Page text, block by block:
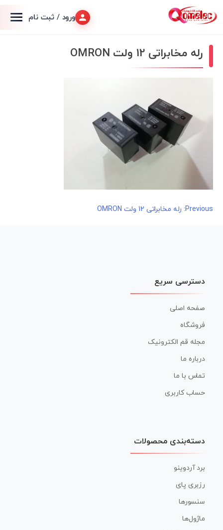
ورود / ثبت نام
رله مخابراتی 12 ولت OMRON
راهبری
Previous: رله مخابراتی 12 ولت OMRON
دسترسی سریع
صفحه اصلی
فروشگاه
مجله قم الکترونیک
درباره ما
تماس با ما
حساب کاربری
دسته‌بندی محصولات
برد آردوینو
رزبری پای
سنسورها
ماژول‌ها